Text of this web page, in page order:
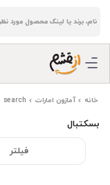
خانه آمازون امارات search
بسکتبال
فیلتر